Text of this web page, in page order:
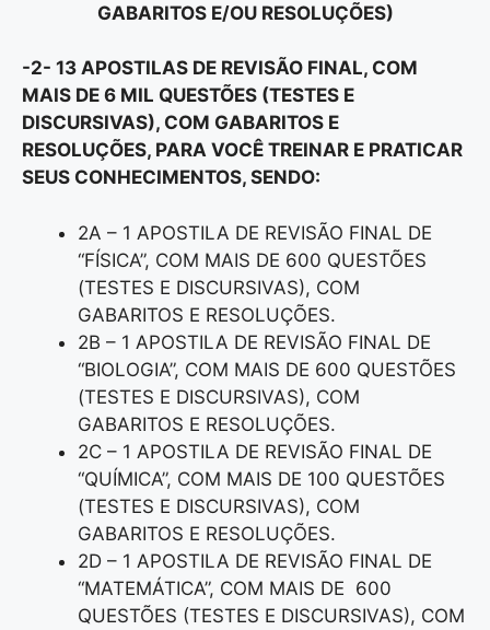
GABARITOS E/OU RESOLUÇÕES)
-2- 13 APOSTILAS DE REVISÃO FINAL, COM
MAIS DE 6 MIL QUESTÕES (TESTES E
DISCURSIVAS), COM GABARITOS E
RESOLUÇÕES, PARA VOCÊ TREINAR E PRATICAR
SEUS CONHECIMENTOS, SENDO:
2A – 1 APOSTILA DE REVISÃO FINAL DE
“FÍSICA”, COM MAIS DE 600 QUESTÕES
(TESTES E DISCURSIVAS), COM
GABARITOS E RESOLUÇÕES.
2B – 1 APOSTILA DE REVISÃO FINAL DE
“BIOLOGIA”, COM MAIS DE 600 QUESTÕES
(TESTES E DISCURSIVAS), COM
GABARITOS E RESOLUÇÕES.
2C – 1 APOSTILA DE REVISÃO FINAL DE
“QUÍMICA”, COM MAIS DE 100 QUESTÕES
(TESTES E DISCURSIVAS), COM
GABARITOS E RESOLUÇÕES.
2D – 1 APOSTILA DE REVISÃO FINAL DE
“MATEMÁTICA”, COM MAIS DE 600
QUESTÕES (TESTES E DISCURSIVAS), COM